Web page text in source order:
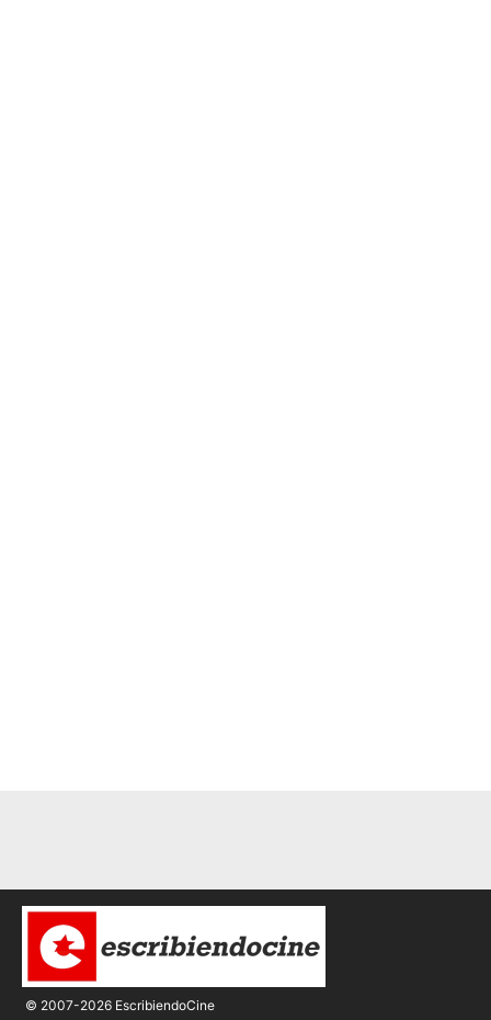
© 2007-2026 EscribiendoCine